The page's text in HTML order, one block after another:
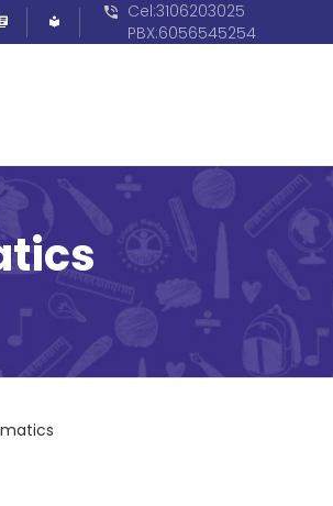
Cel:3106203025
PBX:6056545254